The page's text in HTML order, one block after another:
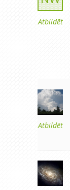
Atbildēt
Atbildēt